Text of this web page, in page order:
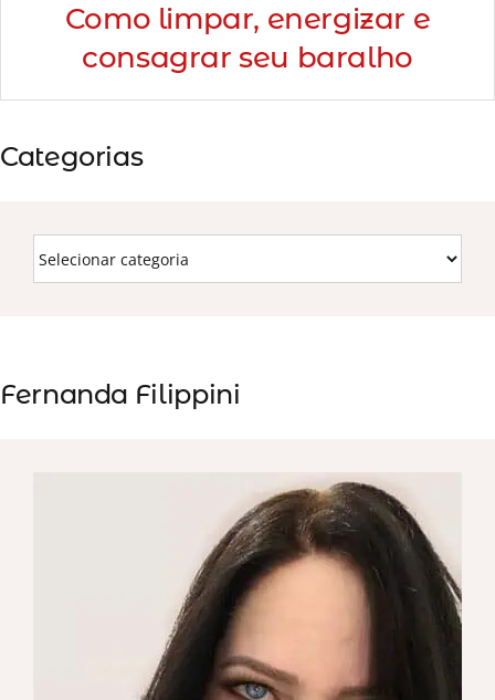
Como limpar, energizar e
consagrar seu baralho
Categorias
Fernanda Filippini